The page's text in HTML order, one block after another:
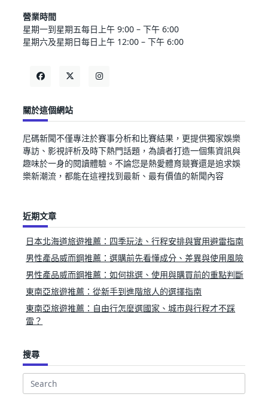
營業時間
星期一到星期五每日上午 9:00 – 下午 6:00
星期六及星期日每日上午 12:00 – 下午 6:00
關於這個網站
尼碼新聞不僅專注於賽事分析和比賽結果，更提供獨家娛樂
專訪、影視評析及時下熱門話題，為讀者打造一個集資訊與
趣味於一身的閱讀體驗。不論您是熱愛體育競賽還是追求娛
樂新潮流，都能在這裡找到最新、最有價值的新聞內容
近期文章
日本北海道旅遊推薦：四季玩法、行程安排與實用避雷指南
男性產品威而鋼推薦：選購前先看懂成分、差異與使用風險
男性產品威而鋼推薦：如何挑選、使用與購買前的重點判斷
東南亞旅遊推薦：從新手到進階旅人的選擇指南
東南亞旅遊推薦：自由行怎麼選國家、城市與行程才不踩
雷？
搜尋
Search